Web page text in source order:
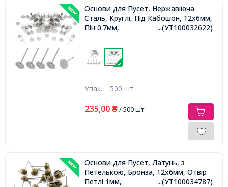
Основи для Пусет, Нержавіюча
Сталь, Круглі, Під Кабошон, 12х6мм,
Пін 0.7мм,
...(УТ100032622)
Упак.: 500 шт
235,00 ₴/ 500 шт
Основи для Пусет, Латунь, з
Петелькою, Бронза, 12х6мм, Отвір
Петлі 1мм,
...(УТ100034787)